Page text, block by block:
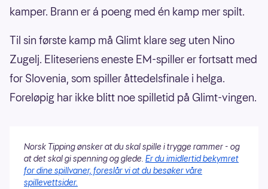
kamper. Brann er á poeng med én kamp mer spilt.
Til sin første kamp må Glimt klare seg uten Nino
Zugelj. Eliteseriens eneste EM-spiller er fortsatt med
for Slovenia, som spiller åttedelsfinale i helga.
Foreløpig har ikke blitt noe spilletid på Glimt-vingen.
Norsk Tipping ønsker at du skal spille i trygge rammer - og
at det skal gi spenning og glede. Er du imidlertid bekymret
for dine spillvaner, foreslår vi at du besøker våre
spillevettsider.